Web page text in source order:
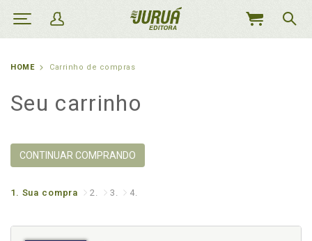
MEU
HOME Carrinho de compras
Seu carrinho
CONTINUAR COMPRANDO
1. Sua compra 2. 3. 4.